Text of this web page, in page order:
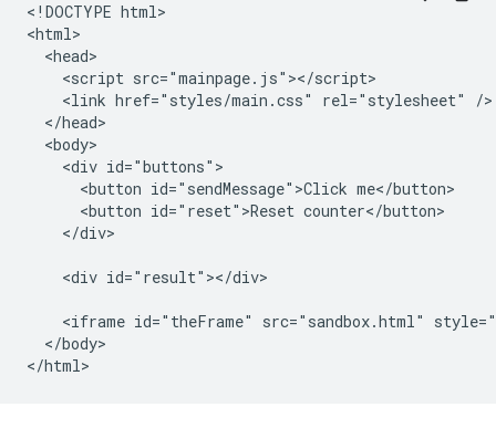
<!DOCTYPE html>
<html>
  <head>
    <script src="mainpage.js"></script>
    <link href="styles/main.css" rel="stylesheet" />
  </head>
  <body>
    <div id="buttons">
      <button id="sendMessage">Click me</button>
      <button id="reset">Reset counter</button>
    </div>
    <div id="result"></div>
<iframe id="theFrame" src="sandbox.html"
  </body>